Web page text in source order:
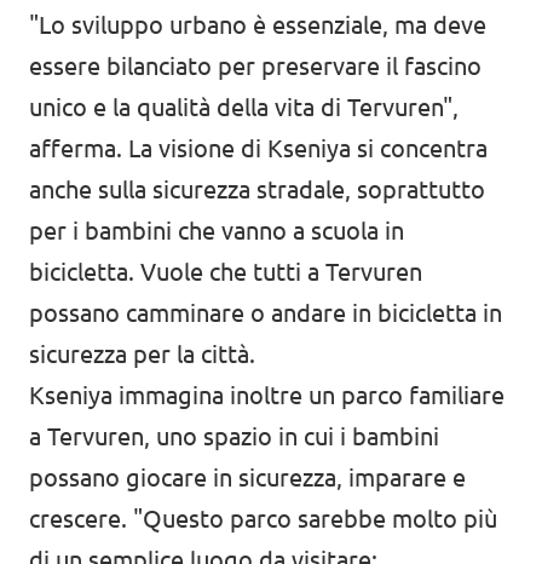
"Lo sviluppo urbano è essenziale, ma deve
essere bilanciato per preservare il fascino
unico e la qualità della vita di Tervuren",
afferma. La visione di Kseniya si concentra
anche sulla sicurezza stradale, soprattutto
per i bambini che vanno a scuola in
bicicletta. Vuole che tutti a Tervuren
possano camminare o andare in bicicletta in
sicurezza per la città.
Kseniya immagina inoltre un parco familiare
a Tervuren, uno spazio in cui i bambini
possano giocare in sicurezza, imparare e
crescere. "Questo parco sarebbe molto più